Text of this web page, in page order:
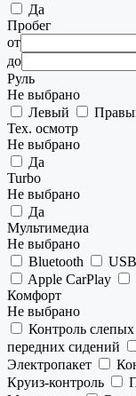
Да
Пробег
от
до
Руль
Не выбрано
Левый
Тех. осмотр
Не выбрано
Да
Turbo
Не выбрано
Да
Мультимедиа
Не выбрано
Bluetooth
USB
Apple CarPlay
Комфорт
Не выбрано
Контроль слепых
передних сидений
Электропакет
Круиз-контроль